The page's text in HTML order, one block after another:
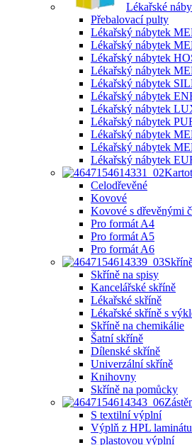
Lékařské
Přebalovací pulty
Lékařský nábytek
Lékařský nábytek
Lékařský nábytek
Lékařský nábytek
Lékařský nábytek
Lékařský nábytek
Lékařský nábytek
Lékařský nábytek
Lékařský nábytek
Lékařský nábytek
Lékařský nábytek
Celodřevěné
Kovové
Kovové s dřevěnými
Pro formát A4
Pro formát A5
Pro formát A6
Skříně na spisy
Kancelářské skříně
Lékařské skříně
Lékařské skříně s
Skříně na chemikálie
Šatní skříně
Dílenské skříně
Univerzální skříně
Knihovny
Skříně na pomůcky
S textilní výplní
Výplň z HPL laminátu
S plastovou výplní